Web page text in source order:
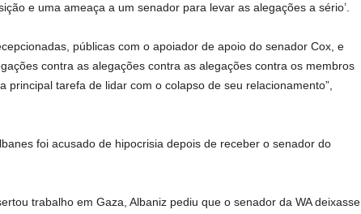
e uma ameaça a um senador para levar as alegações a sério’.
públicas com o apoiador de apoio do senador Cox, e
contra as alegações contra as alegações contra os membros
principal tarefa de lidar com o colapso de seu relacionamento”,
foi acusado de hipocrisia depois de receber o senador do
trabalho em Gaza, Albaniz pediu que o senador da WA deixasse